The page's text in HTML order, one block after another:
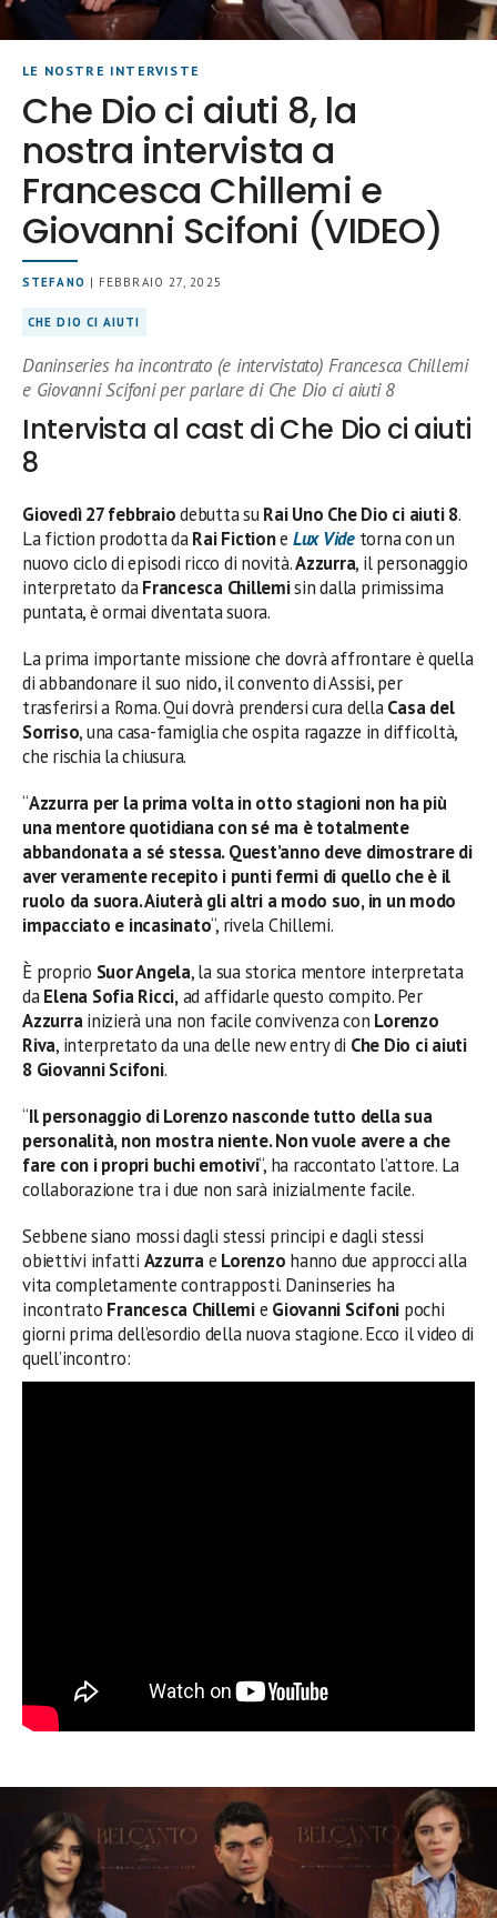
LE NOSTRE INTERVISTE
Che Dio ci aiuti 8, la
nostra intervista a
Francesca Chillemi e
Giovanni Scifoni (VIDEO)
STEFANO | FEBBRAIO 27, 2025
CHE DIO CI AIUTI
Daninseries ha incontrato (e intervistato) Francesca Chillemi
e Giovanni Scifoni per parlare di Che Dio ci aiuti 8
Intervista al cast di Che Dio ci aiuti
8
Giovedì 27 febbraiodebutta suRai Uno Che Dio ci aiuti 8.
La fiction prodotta daRai Fictione Lux Videtorna con un
nuovo ciclo di episodi ricco di novità.Azzurra, il personaggio
interpretato daFrancesca Chillemisin dalla primissima
puntata, è ormai diventata suora.
La prima importante missione che dovrà affrontare è quella
di abbandonare il suo nido, il convento di Assisi, per
trasferirsi a Roma. Qui dovrà prendersi cura dellaCasa del
Sorriso, una casa-famiglia che ospita ragazze in difficoltà,
che rischia la chiusura.
“Azzurra per la prima volta in otto stagioni non ha più
una mentore quotidiana con sé ma è totalmente
abbandonata a sé stessa. Quest’anno deve dimostrare di
aver veramente recepito i punti fermi di quello che è il
ruolo da suora. Aiuterà gli altri a modo suo, in un modo
impacciato e incasinato“, rivela Chillemi.
È proprio Suor Angela, la sua storica mentore interpretata
daElena Sofia Ricci,ad affidarle questo compito. Per
Azzurrainizierà una non facile convivenza con Lorenzo
Riva, interpretato da una delle new entry di Che Dio ci aiuti
8 Giovanni Scifoni.
“Il personaggio di Lorenzo nasconde tutto della sua
personalità, non mostra niente. Non vuole avere a che
fare con i propri buchi emotivi“, ha raccontato l’attore. La
collaborazione tra i due non sarà inizialmente facile.
Sebbene siano mossi dagli stessi principi e dagli stessi
obiettivi infatti Azzurrae Lorenzo hanno due approcci alla
vita completamente contrapposti. Daninseries ha
incontrato Francesca Chillemie Giovanni Scifoni pochi
giorni prima dell’esordio della nuova stagione. Ecco il video di
quell’incontro: